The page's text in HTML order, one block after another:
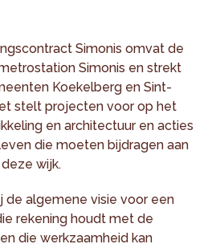
Simonis omvat de
Simonis en strekt
Koekelberg en Sint-
stelt projecten voor op het
en architectuur en acties
die moeten bijdragen aan
wijk.
de algemene visie voor een
rekening houdt met de
die werkzaamheid kan